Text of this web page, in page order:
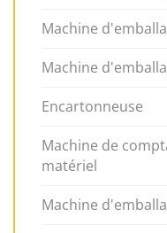
Machine
Machine
Encartonneuse
Machine de
matériel
Machine